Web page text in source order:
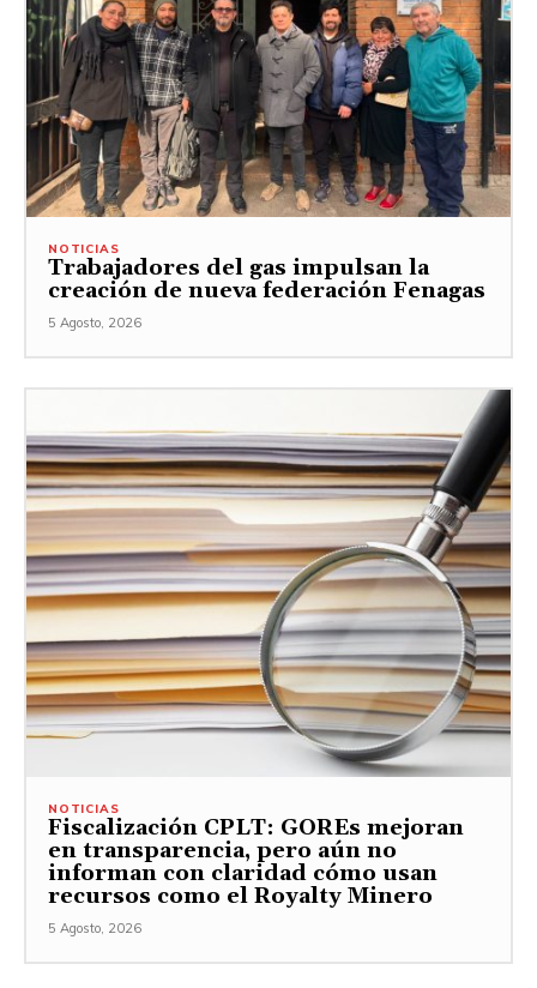
NOTICIAS
Trabajadores del gas impulsan la
creación de nueva federación Fenagas
5 Agosto, 2026
NOTICIAS
Fiscalización CPLT: GOREs mejoran
en transparencia, pero aún no
informan con claridad cómo usan
recursos como el Royalty Minero
5 Agosto, 2026